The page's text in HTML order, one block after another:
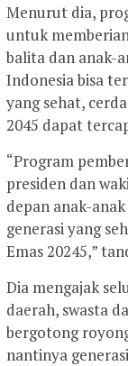
Menurut dia,
untuk
balita dan anak-
Indonesia bisa
yang sehat,
2045 dapat
“Program
presiden dan
depan anak-
generasi yang
Emas 20245,”
Dia mengajak
daerah, swasta
bergotong
nantinya